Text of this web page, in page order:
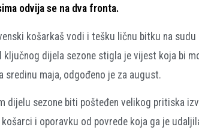
odvija se na dva fronta.
košarkaš vodi i tešku ličnu bitku na
dijela sezone stigla je vijest koja bi
sredinu maja, odgođeno je za august.
dijelu sezone biti pošteđen velikog pritiska
i oporavku od povrede koja ga je